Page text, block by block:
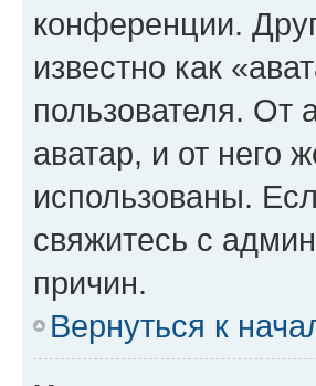
конференции.
известно как
пользователя. От
аватар, и от него
использованы.
свяжитесь с
причин.
Вернуться к